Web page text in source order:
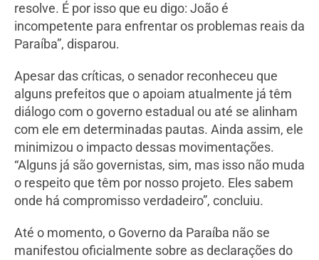
resolve. É por isso que eu digo: João é
incompetente para enfrentar os problemas reais da
Paraíba”, disparou.
Apesar das críticas, o senador reconheceu que
alguns prefeitos que o apoiam atualmente já têm
diálogo com o governo estadual ou até se alinham
com ele em determinadas pautas. Ainda assim, ele
minimizou o impacto dessas movimentações.
“Alguns já são governistas, sim, mas isso não muda
o respeito que têm por nosso projeto. Eles sabem
onde há compromisso verdadeiro”, concluiu.
Até o momento, o Governo da Paraíba não se
manifestou oficialmente sobre as declarações do